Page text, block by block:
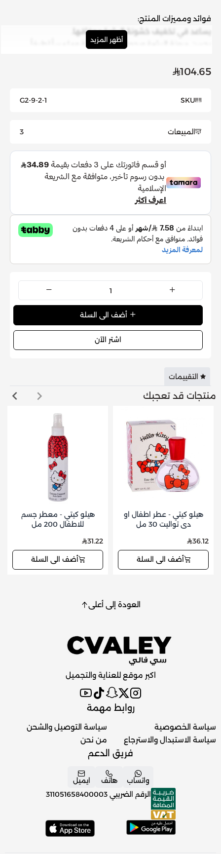
فوائد ومميزات المنتج:
يساعد في تخفيف خشونة البشرة وجفافها.
يحسن مرونة البشرة ويجعلها أكثر نعومة وملمساً لطيفاً.
الضارة الخارجية.
ومشرقاً.
طريقة الاستخدام:
ضعي كمية مناسبة من كريم تخفيف خشونة البشرة على
البشرة وقومي بتدليكها بلطف حتى يتم امتصاصها تمامًا.
استخدمي الكريم يومياً للحفاظ على نعومة وترطيب البشرة.
التفاصيل:
الماركة
: يوسيرين
نوع المنتج:كريم للجسم
الحجم:454 جم
أبرز المكونات :
زبدة الشيا: تساعد في تغذية وترطيب البشرة الجافة والخشنة.
يحمي البشرة ويعمل على تحسين مرونتها
وليونتها.
أظهر المزيد
104.65
SKU
G2-9-2-1
المبيعات 3
اشتر الآن
التقييمات
منتجات قد تعجبك
هيلو كيتي - عطر اطفال او
دي تواليت 30 مل
36.12
أضف الى السلة
هيلو كيتي - معطر جسم
للاطفال 200 مل
31.22
أضف الى السلة
العودة إلى أعلى
اكبر موقع للعناية والتجميل
روابط مهمة
سياسة الخصوصية
سياسة الاستبدال والاسترجاع
سياسة التوصيل والشحن
من نحن
فريق الدعم
واتساب هاتف
ايميل
الرقم الضريبي 311051658400003